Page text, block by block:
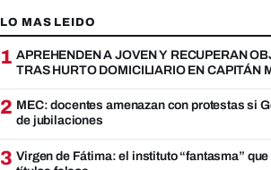
LO MAS LEIDO
1 APREHENDEN A JOVEN Y RECUPERAN
TRAS HURTO DOMICILIARIO EN CAPITÁN
2 MEC: docentes amenazan con protestas si
de jubilaciones
3 Virgen de Fátima: el instituto “fantasma”